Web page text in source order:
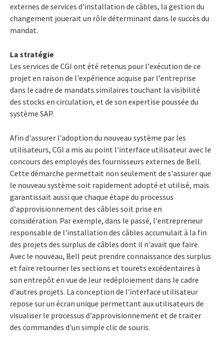
externes de services d'installation de câbles, la gestion du
changement jouerait un rôle déterminant dans le succès du
mandat.
La stratégie
Les services de CGI ont été retenus pour l'exécution de ce
projet en raison de l'expérience acquise par l'entreprise
dans le cadre de mandats similaires touchant la visibilité
des stocks en circulation, et de son expertise poussée du
système SAP.
Afin d'assurer l'adoption du nouveau système par les
utilisateurs, CGI a mis au point l'interface utilisateur avec le
concours des employés des fournisseurs externes de Bell.
Cette démarche permettait non seulement de s'assurer que
le nouveau système soit rapidement adopté et utilisé, mais
garantissait aussi que chaque étape du processus
d'approvisionnement des câbles soit prise en
considération. Par exemple, dans le passé, l'entrepreneur
responsable de l'installation des câbles accumulait à la fin
des projets des surplus de câbles dont il n'avait que faire.
Avec le nouveau, Bell peut prendre connaissance des surplus
et faire retourner les sections et tourets excédentaires à
son entrepôt en vue de leur redéploiement dans le cadre
d'autres projets. La conception de l'interface utilisateur
repose sur un écran unique permettant aux utilisateurs de
visualiser le processus d'approvisionnement et de traiter
des commandes d'un simple clic de souris.